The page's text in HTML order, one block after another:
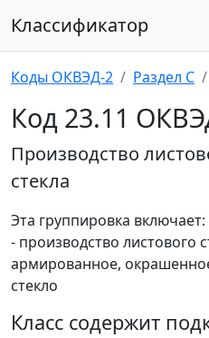
Классификатор
Коды ОКВЭД-2 Раздел C
Код 23.11
Производство
стекла
Эта группировка включает:
- производство листового
армированное,
стекло
Класс содержит